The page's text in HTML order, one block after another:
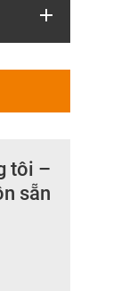
tôi –
sẵn